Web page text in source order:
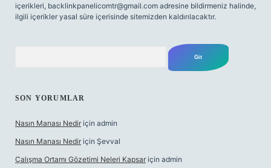
içerikleri, backlinkpanelicomtr@gmail.com adresine bildirmeniz halinde,
ilgili içerikler yasal süre içerisinde sitemizden kaldırılacaktır.
SON YORUMLAR
Nasın Manası Nedir için admin
Nasın Manası Nedir için Şevval
Çalışma Ortamı Gözetimi Neleri Kapsar için admin